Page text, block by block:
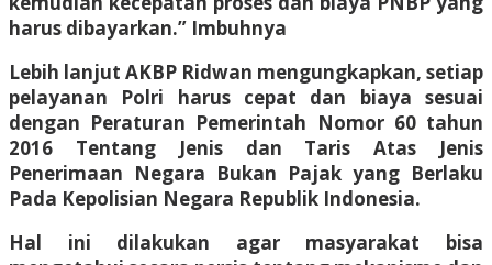
harus dibayarkan.” Imbuhnya
Lebih lanjut AKBP Ridwan mengungkapkan, setiap
pelayanan Polri harus cepat dan biaya sesuai
dengan Peraturan Pemerintah Nomor 60 tahun
2016 Tentang Jenis dan Taris Atas Jenis
Penerimaan Negara Bukan Pajak yang Berlaku
Pada Kepolisian Negara Republik Indonesia.
Hal ini dilakukan agar masyarakat bisa